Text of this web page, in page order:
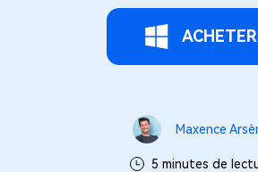
ACHETER
Maxence
5 minutes de